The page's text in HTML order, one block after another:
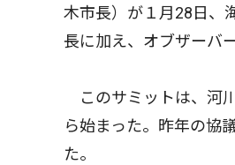
木市長）が１月28日、
長に加え、オブザーバ
このサミットは、河
ら始まった。昨年の協
た。